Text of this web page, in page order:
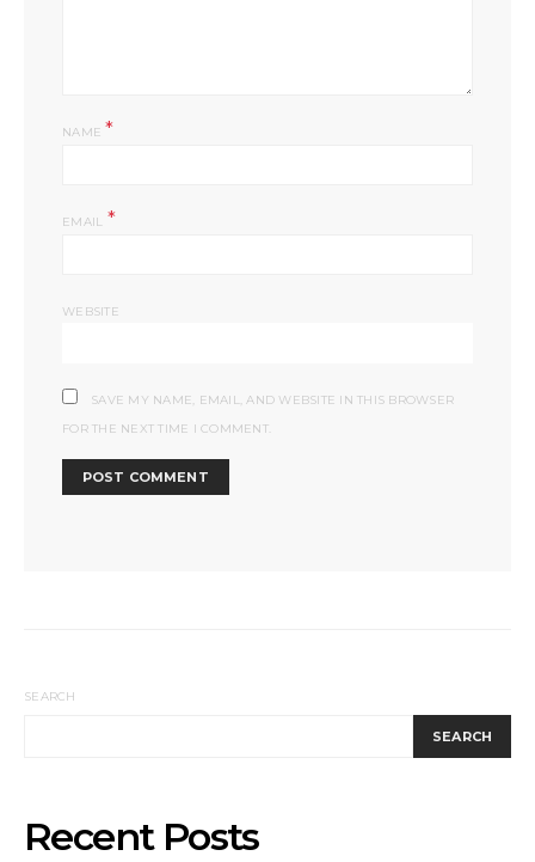
NAME *
EMAIL *
WEBSITE
SAVE MY NAME, EMAIL, AND WEBSITE IN THIS BROWSER
FOR THE NEXT TIME I COMMENT.
SEARCH
SEARCH
Recent Posts